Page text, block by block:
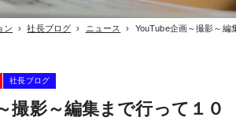
ン › 社長ブログ › ニュース › YouTube企画～撮影～編
社長ブログ
撮影～編集まで行って１０